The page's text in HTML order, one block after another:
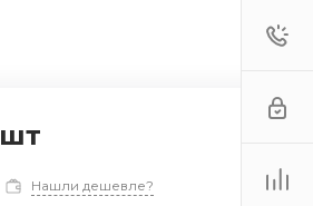
шт
Нашли дешевле?